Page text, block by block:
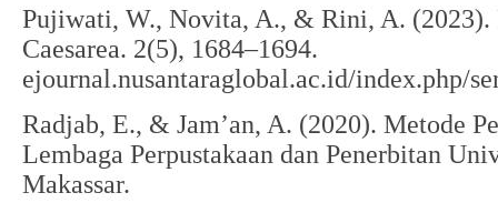
Pujiwati, W., Novita, A., & Rini, A. (2023).
Caesarea. 2(5), 1684–1694.
ejournal.nusantaraglobal.ac.id/index.php/
Radjab, E., & Jam’an, A. (2020). Metode
Lembaga Perpustakaan dan Penerbitan
Makassar.